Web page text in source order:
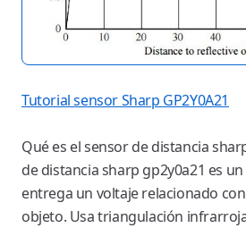
Tutorial sensor Sharp GP2Y0A21
Qué es el sensor de distancia
de distancia sharp gp2y0a21 es
entrega un voltaje relacionado
objeto. Usa triangulación